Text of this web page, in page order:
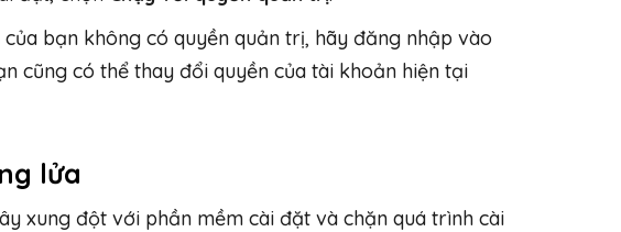
bạn không có quyền quản trị, hãy đăng nhập vào
cũng có thể thay đổi quyền của tài khoản hiện tại
lửa
xung đột với phần mềm cài đặt và chặn quá trình cài